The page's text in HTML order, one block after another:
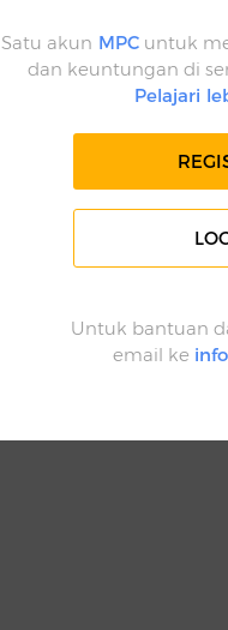
Satu akun MPCuntuk
dan keuntungan di
Pelajari
Untuk bantuan
email ke